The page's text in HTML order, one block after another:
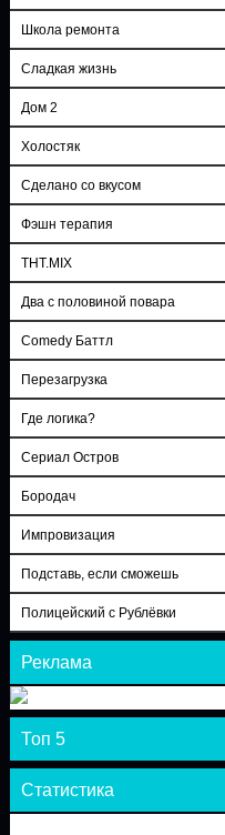
Школа ремонта
Сладкая жизнь
Дом 2
Холостяк
Сделано со вкусом
Фэшн терапия
ТНТ.MIX
Два с половиной повара
Comedy Баттл
Перезагрузка
Где логика?
Сериал Остров
Бородач
Импровизация
Подставь, если сможешь
Полицейский с Рублёвки
Реклама
Топ 5
Статистика